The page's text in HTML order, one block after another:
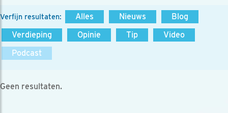
Verfijn resultaten: Alles Nieuws
Blog
Verdieping
Opinie Tip
Video
Podcast
Geen resultaten.